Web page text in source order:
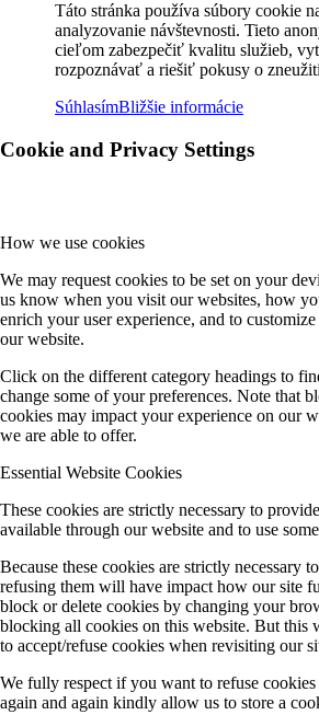
Táto stránka používa súbory cookie
analyzovanie návštevnosti. Tieto
cieľom zabezpečiť kvalitu služieb,
rozpoznávať a riešiť pokusy o
SúhlasímBližšie informácie
Cookie and Privacy Settings
How we use cookies
We may request cookies to be set on your
us know when you visit our websites, how
enrich your user experience, and to
our website.
Click on the different category headings to
change some of your preferences. Note that
cookies may impact your experience on our
we are able to offer.
Essential Website Cookies
These cookies are strictly necessary to
available through our website and to use
Because these cookies are strictly necessary
refusing them will have impact how our site
block or delete cookies by changing your
blocking all cookies on this website. But this
to accept/refuse cookies when revisiting our
We fully respect if you want to refuse
again and again kindly allow us to store a